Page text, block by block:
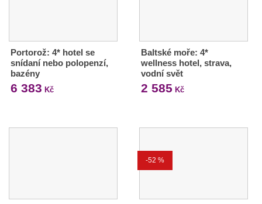
Portorož: 4* hotel se
snídaní nebo polopenzí,
bazény
6 383 Kč
Baltské moře: 4*
wellness hotel, strava,
vodní svět
2 585 Kč
-52 %